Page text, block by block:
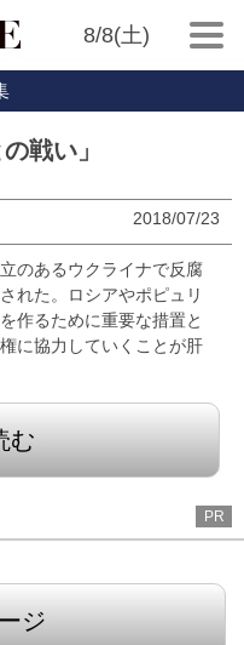
8/8(土)
戦い」
2018/07/23
のあるウクライナで反腐
れた。ロシアやポピュリ
作るために重要な措置と
に協力していくことが肝
む
PR
ジ